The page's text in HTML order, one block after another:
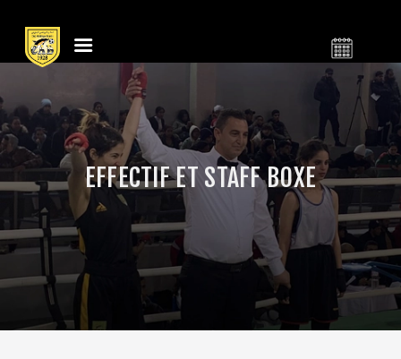
BIZERTIN
النادي الرياضي
البنزرتي
LE CLUB CALENDRIER BILLETTERIE
ACTUALITÉS CONTACT BOUTIQUE
CLUB
EFFECTIF ET STAFF BOXE